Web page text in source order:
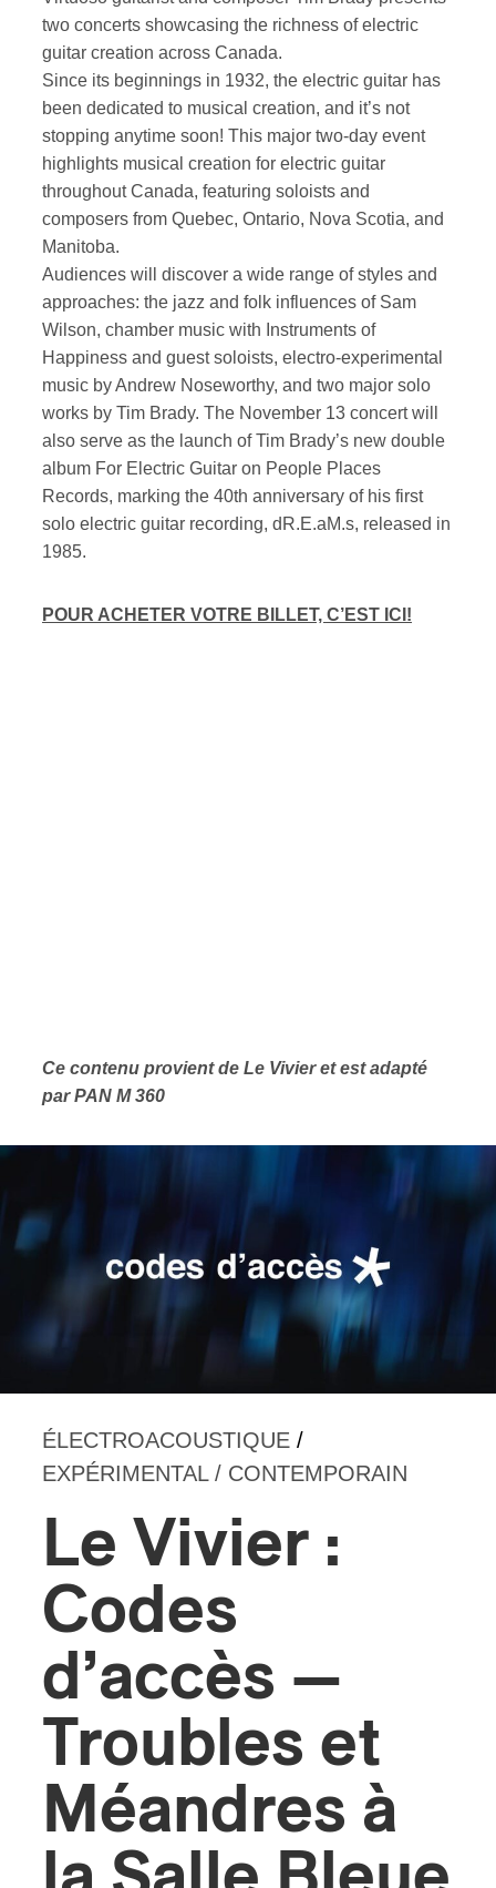
two concerts showcasing the richness of electric
guitar creation across Canada.
Since its beginnings in 1932, the electric guitar has
been dedicated to musical creation, and it’s not
stopping anytime soon! This major two-day event
highlights musical creation for electric guitar
throughout Canada, featuring soloists and
composers from Quebec, Ontario, Nova Scotia, and
Manitoba.
Audiences will discover a wide range of styles and
approaches: the jazz and folk influences of Sam
Wilson, chamber music with Instruments of
Happiness and guest soloists, electro-experimental
music by Andrew Noseworthy, and two major solo
works by Tim Brady. The November 13 concert will
also serve as the launch of Tim Brady’s new double
album For Electric Guitar on People Places
Records, marking the 40th anniversary of his first
solo electric guitar recording, dR.E.aM.s, released in
1985.
POUR ACHETER VOTRE BILLET, C’EST ICI!
Ce contenu provient de Le Vivier et est adapté
par PAN M 360
ÉLECTROACOUSTIQUE /
EXPÉRIMENTAL / CONTEMPORAIN
Le Vivier :
Codes
d’accès —
Troubles et
Méandres à